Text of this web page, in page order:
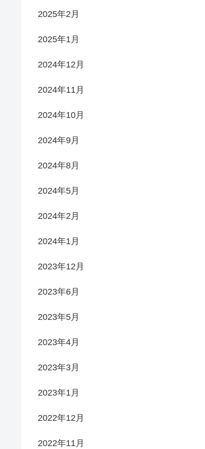
2025年2月
2025年1月
2024年12月
2024年11月
2024年10月
2024年9月
2024年8月
2024年5月
2024年2月
2024年1月
2023年12月
2023年6月
2023年5月
2023年4月
2023年3月
2023年1月
2022年12月
2022年11月